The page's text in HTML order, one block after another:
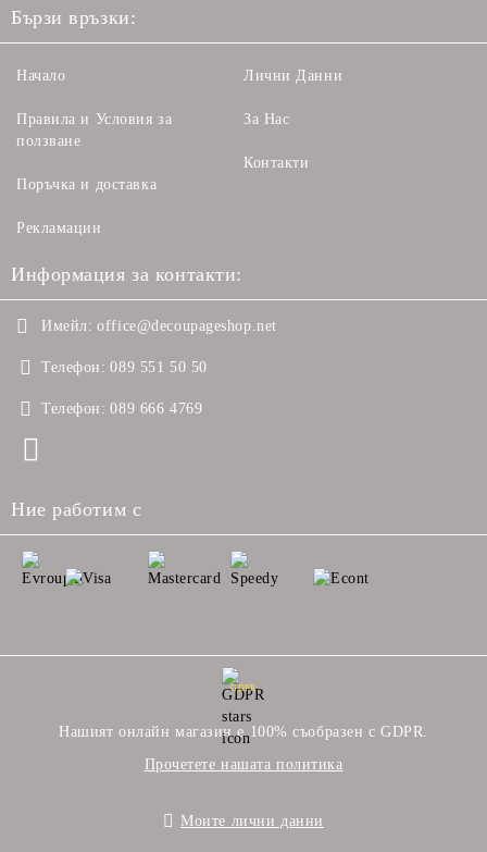
Бързи връзки:
Начало
Правила и Условия за
ползване
Поръчка и доставка
Рекламации
Лични Данни
За Нас
Контакти
Информация за контакти:
Имейл: office@decoupageshop.net
Телефон: 089 551 50 50
Телефон: 089 666 4769
Ние работим с
GDPR
Нашият онлайн магазин е 100% съобразен с GDPR.
Прочетете нашата политика
Моите лични данни